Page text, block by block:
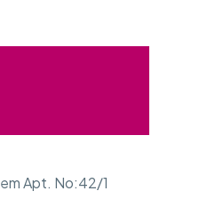
Apt. No:42/1